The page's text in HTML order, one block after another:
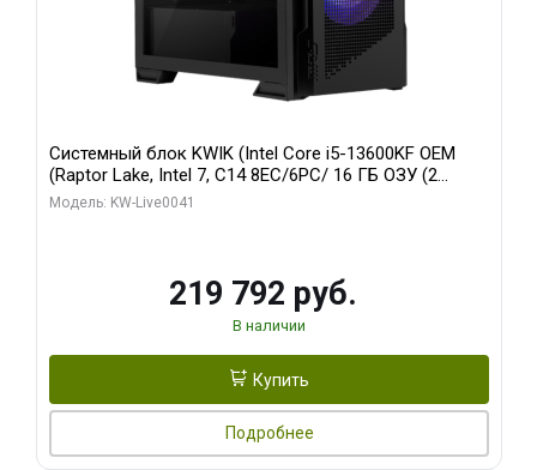
Системный блок KWIK (Intel Core i5-13600KF OEM
(Raptor Lake, Intel 7, C14 8EC/6PC/ 16 ГБ ОЗУ (2
модуля)/ Palit RTX5080 GAMINGPRO OC 16GB GDDR7
Модель: KW-Live0041
219 792 руб.
В наличии
Купить
Подробнее